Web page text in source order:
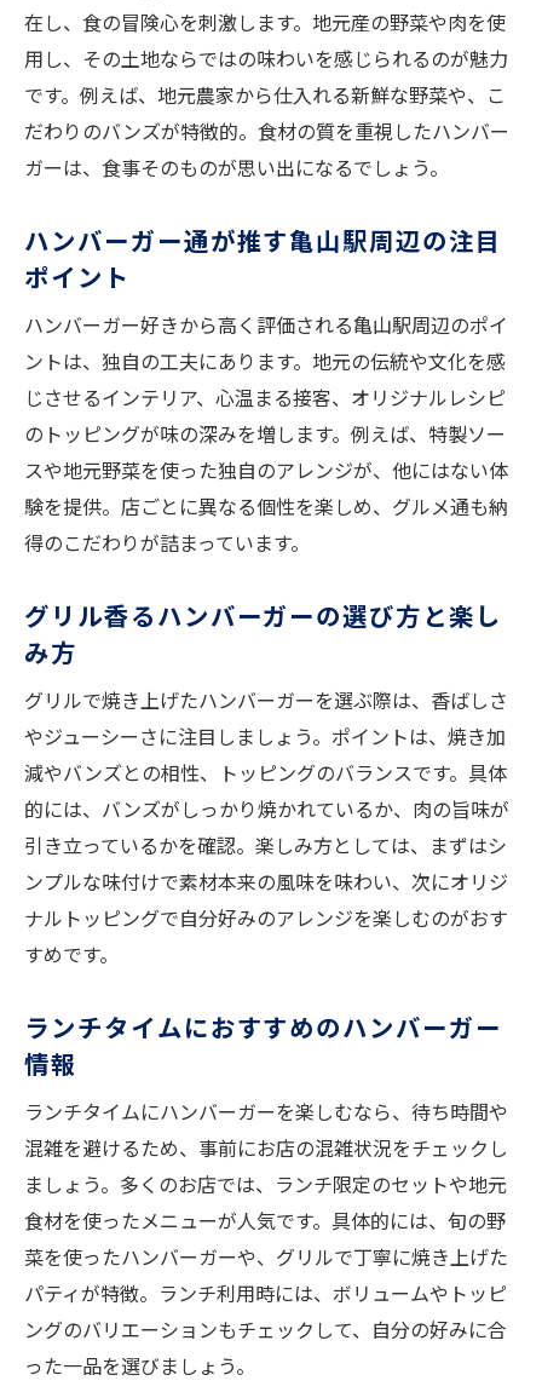
在し、食の冒険心を刺激します。地元産の野菜や肉を使
用し、その土地ならではの味わいを感じられるのが魅力
です。例えば、地元農家から仕入れる新鮮な野菜や、こ
だわりのバンズが特徴的。食材の質を重視したハンバー
ガーは、食事そのものが思い出になるでしょう。
ハンバーガー通が推す亀山駅周辺の注目
ポイント
ハンバーガー好きから高く評価される亀山駅周辺のポイ
ントは、独自の工夫にあります。地元の伝統や文化を感
じさせるインテリア、心温まる接客、オリジナルレシピ
のトッピングが味の深みを増します。例えば、特製ソー
スや地元野菜を使った独自のアレンジが、他にはない体
験を提供。店ごとに異なる個性を楽しめ、グルメ通も納
得のこだわりが詰まっています。
グリル香るハンバーガーの選び方と楽し
み方
グリルで焼き上げたハンバーガーを選ぶ際は、香ばしさ
やジューシーさに注目しましょう。ポイントは、焼き加
減やバンズとの相性、トッピングのバランスです。具体
的には、バンズがしっかり焼かれているか、肉の旨味が
引き立っているかを確認。楽しみ方としては、まずはシ
ンプルな味付けで素材本来の風味を味わい、次にオリジ
ナルトッピングで自分好みのアレンジを楽しむのがおす
すめです。
ランチタイムにおすすめのハンバーガー
情報
ランチタイムにハンバーガーを楽しむなら、待ち時間や
混雑を避けるため、事前にお店の混雑状況をチェックし
ましょう。多くのお店では、ランチ限定のセットや地元
食材を使ったメニューが人気です。具体的には、旬の野
菜を使ったハンバーガーや、グリルで丁寧に焼き上げた
パティが特徴。ランチ利用時には、ボリュームやトッピ
ングのバリエーションもチェックして、自分の好みに合
った一品を選びましょう。